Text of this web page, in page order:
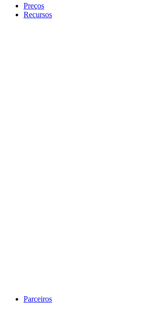
Preços
Recursos
Parceiros